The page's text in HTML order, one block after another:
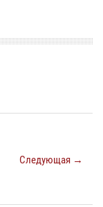
Следующая →